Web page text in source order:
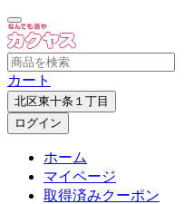
カート
北区東十条１丁目
ログイン
ホーム
マイページ
取得済みクーポン